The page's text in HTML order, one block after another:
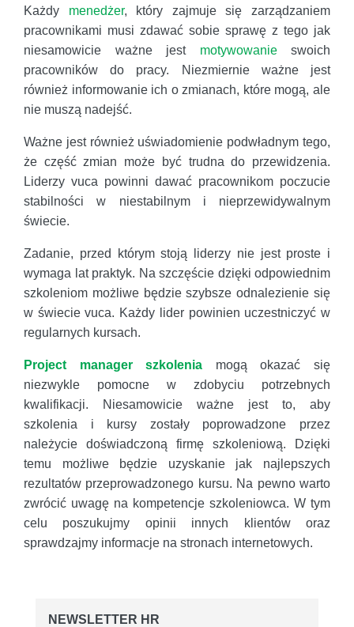
Każdy menedżer, który zajmuje się zarządzaniem
pracownikami musi zdawać sobie sprawę z tego jak
niesamowicie ważne jest motywowanieswoich
pracowników do pracy. Niezmiernie ważne jest
również informowanie ich o zmianach, które mogą, ale
nie muszą nadejść.
Ważne jest również uświadomienie podwładnym tego,
że część zmian może być trudna do przewidzenia.
Liderzy vuca powinni dawać pracownikom poczucie
stabilności w niestabilnym i nieprzewidywalnym
świecie.
Zadanie, przed którym stoją liderzy nie jest proste i
wymaga lat praktyk. Na szczęście dzięki odpowiednim
szkoleniom możliwe będzie szybsze odnalezienie się
w świecie vuca. Każdy lider powinien uczestniczyć w
regularnych kursach.
Project manager szkolenia mogą okazać się
niezwykle pomocne w zdobyciu potrzebnych
kwalifikacji. Niesamowicie ważne jest to, aby
szkolenia i kursy zostały poprowadzone przez
należycie doświadczoną firmę szkoleniową. Dzięki
temu możliwe będzie uzyskanie jak najlepszych
rezultatów przeprowadzonego kursu. Na pewno warto
zwrócić uwagę na kompetencje szkoleniowca. W tym
celu poszukujmy opinii innych klientów oraz
sprawdzajmy informacje na stronach internetowych.
NEWSLETTER HR